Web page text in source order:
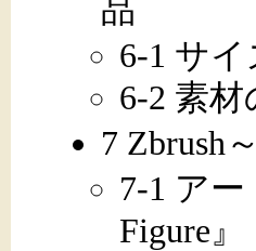
品
6-1 サ
6-2 素
7 Zbrush
7-1 アー
Figure』